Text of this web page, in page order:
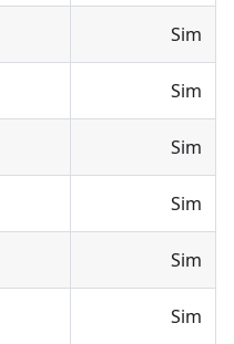
Sim
Sim
Sim
Sim
Sim
Sim